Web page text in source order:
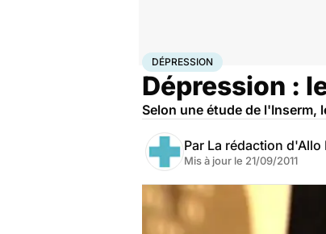
AccueilBien-être Psycho
DÉPRESSION
Dépression :
Selon une étude de l'Inserm,
Par La rédaction d'Allo
Mis à jour le 21/09/2011